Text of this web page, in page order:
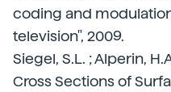
coding and
television", 2009.
Siegel, S.L. ; Alperin,
Cross Sections of